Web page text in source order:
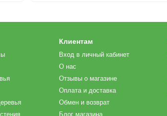
Клиентам
Вход в личный кабинет
О нас
Отзывы о магазине
Оплата и доставка
Обмен и возврат
Блог магазина